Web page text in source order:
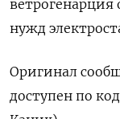
ветрогенарция
нужд
Оригинал
доступен по